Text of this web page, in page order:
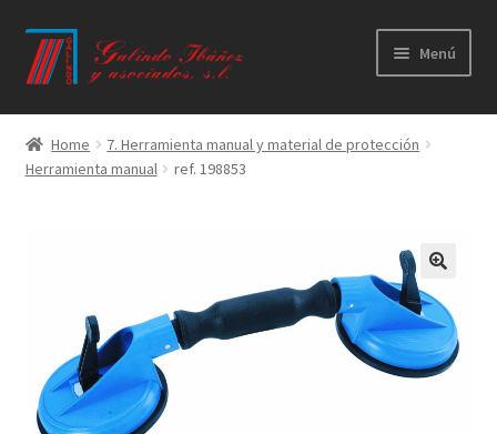
Ir
a
Ir
al
Menú
Principal
Productos
Calidad
Contacto
Home
7. Herramienta manual y material de protección
Herramienta manual
ref. 198853